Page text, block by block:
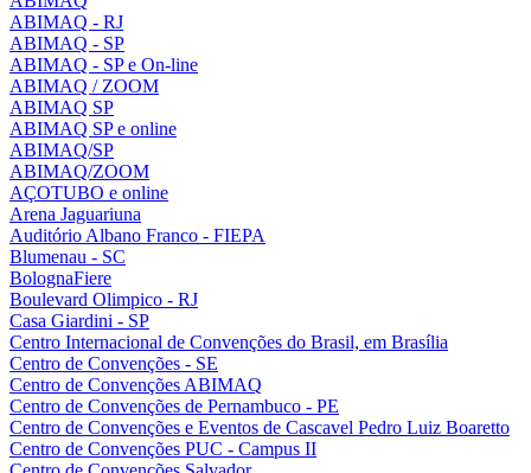
ABIMAQ - RJ
ABIMAQ - SP
ABIMAQ - SP e On-line
ABIMAQ / ZOOM
ABIMAQ SP
ABIMAQ SP e online
ABIMAQ/SP
ABIMAQ/ZOOM
AÇOTUBO e online
Arena Jaguariuna
Auditório Albano Franco - FIEPA
Blumenau - SC
BolognaFiere
Boulevard Olimpico - RJ
Casa Giardini - SP
Centro Internacional de Convenções do Brasil, em Brasília
Centro de Convenções - SE
Centro de Convenções ABIMAQ
Centro de Convenções de Pernambuco - PE
Centro de Convenções e Eventos de Cascavel Pedro Luiz Boaretto
Centro de Convenções PUC - Campus II